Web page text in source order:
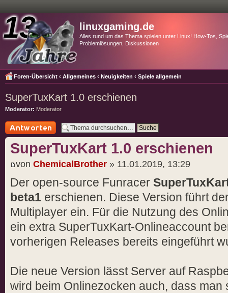
linuxgaming.de
Alles rund um das Thema spielen unter Linux! How-Tos,
Problemlösungen, Diskussionen
Foren-Übersicht ‹ Allgemeines ‹ Neuigkeiten ‹ Spiele allgemein
SuperTuxKart 1.0 erschienen
Moderator: Moderator
Antwort schreiben
SuperTuxKart 1.0 erschienen
von ChemicalBrother » 11.01.2019, 13:29
Der open-source Funracer
beta1 erschienen. Diese Version führt
Multiplayer ein. Für die Nutzung des
ein extra SuperTuxKart-Onlineaccount
vorherigen Releases bereits eingeführt
Die neue Version lässt Server auf
wird beim Onlinezocken auch, dass man